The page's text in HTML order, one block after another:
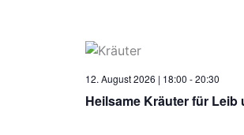
Heilsame Kräuter für Leib
12. August 2026 | 18:00 -20:30